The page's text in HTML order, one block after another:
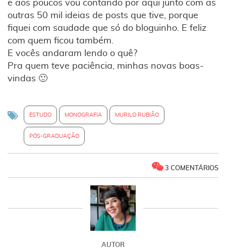
e aos poucos vou contando por aqui junto com as
outras 50 mil ideias de posts que tive, porque
fiquei com saudade que só do bloguinho. E feliz
com quem ficou também.
E vocês andaram lendo o quê?
Pra quem teve paciência, minhas novas boas-
vindas 🙂
ESTUDO MONOGRAFIA MURILO RUBIÃO
PÓS-GRADUAÇÃO
3 COMENTÁRIOS
AUTOR